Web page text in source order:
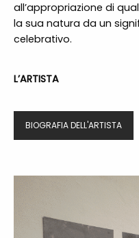
all’appropriazione di
la sua natura da un
celebrativo.
L’ARTISTA
BIOGRAFIA DELL'ARTISTA